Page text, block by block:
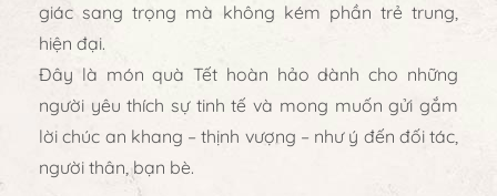
giácsang trọng mà không kém phần trẻ trung,
hiện đại.
Đây là món quà Tết hoàn hảo dành cho những
người yêu thích sự tinh tế và mong muốn gửi gắm
lời chúc an khang – thịnh vượng – như ý đến đối tác,
người thân, bạn bè.